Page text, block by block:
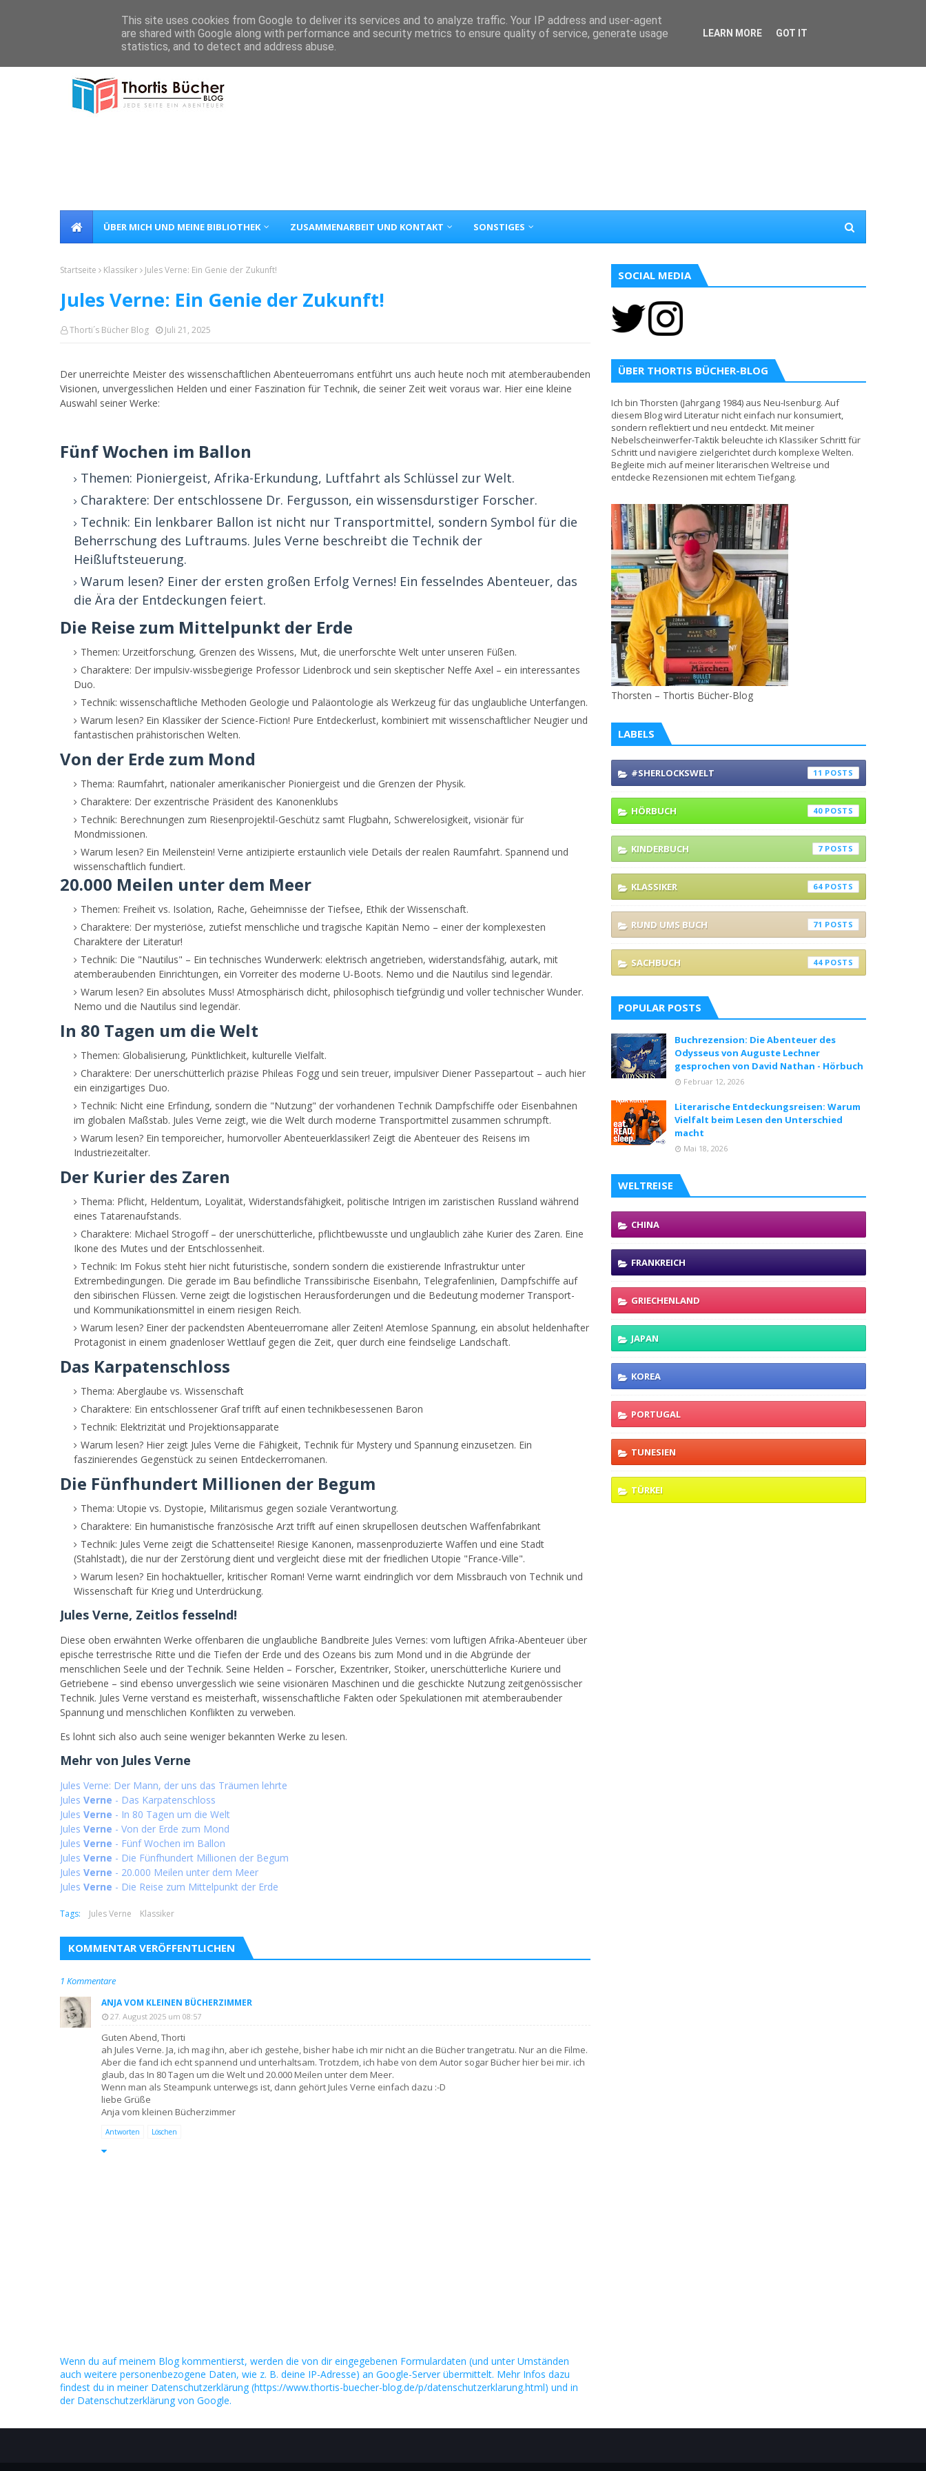
ÜBER MICH UND MEINE BIBLIOTHEK ZUSAMMENARBEIT UND KONTAKT SONSTIGES
Startseite Klassiker Jules Verne: Ein Genie der Zukunft!
Jules Verne: Ein Genie der Zukunft!
Thorti´s Bücher Blog Juli 21, 2025
Der unerreichte Meister des wissenschaftlichen Abenteuerromans entführt uns auch heute noch mit atemberaubenden
Visionen, unvergesslichen Helden und einer Faszination für Technik, die seiner Zeit weit voraus war. Hier eine kleine
Auswahl seiner Werke:
Fünf Wochen im Ballon
Themen: Pioniergeist, Afrika-Erkundung, Luftfahrt als Schlüssel zur Welt.
Charaktere: Der entschlossene Dr. Fergusson, ein wissensdurstiger Forscher.
Technik: Ein lenkbarer Ballon ist nicht nur Transportmittel, sondern Symbol für die
Beherrschung des Luftraums. Jules Verne beschreibt die Technik der
Heißluftsteuerung.
Warum lesen? Einer der ersten großen Erfolg Vernes! Ein fesselndes Abenteuer, das
die Ära der Entdeckungen feiert.
Die Reise zum Mittelpunkt der Erde
Themen: Urzeitforschung, Grenzen des Wissens, Mut, die unerforschte Welt unter unseren Füßen.
Charaktere: Der impulsiv-wissbegierige Professor Lidenbrock und sein skeptischer Neffe Axel – ein interessantes
Duo.
Technik: wissenschaftliche Methoden Geologie und Paläontologie als Werkzeug für das unglaubliche Unterfangen.
Warum lesen? Ein Klassiker der Science-Fiction! Pure Entdeckerlust, kombiniert mit wissenschaftlicher Neugier und
fantastischen prähistorischen Welten.
Von der Erde zum Mond
Thema: Raumfahrt, nationaler amerikanischer Pioniergeist und die Grenzen der Physik.
Charaktere: Der exzentrische Präsident des Kanonenklubs
Technik: Berechnungen zum Riesenprojektil-Geschütz samt Flugbahn, Schwerelosigkeit, visionär für
Mondmissionen.
Warum lesen? Ein Meilenstein! Verne antizipierte erstaunlich viele Details der realen Raumfahrt. Spannend und
wissenschaftlich fundiert.
20.000 Meilen unter dem Meer
Themen: Freiheit vs. Isolation, Rache, Geheimnisse der Tiefsee, Ethik der Wissenschaft.
Charaktere: Der mysteriöse, zutiefst menschliche und tragische Kapitän Nemo – einer der komplexesten
Charaktere der Literatur!
Technik: Die "Nautilus" – Ein technisches Wunderwerk: elektrisch angetrieben, widerstandsfähig, autark, mit
atemberaubenden Einrichtungen, ein Vorreiter des moderne U-Boots. Nemo und die Nautilus sind legendär.
Warum lesen? Ein absolutes Muss! Atmosphärisch dicht, philosophisch tiefgründig und voller technischer Wunder.
Nemo und die Nautilus sind legendär.
In 80 Tagen um die Welt
Themen: Globalisierung, Pünktlichkeit, kulturelle Vielfalt.
Charaktere: Der unerschütterlich präzise Phileas Fogg und sein treuer, impulsiver Diener Passepartout – auch hier
ein einzigartiges Duo.
Technik: Nicht eine Erfindung, sondern die "Nutzung" der vorhandenen Technik Dampfschiffe oder Eisenbahnen
im globalen Maßstab. Jules Verne zeigt, wie die Welt durch moderne Transportmittel zusammen schrumpft.
Warum lesen? Ein temporeicher, humorvoller Abenteuerklassiker! Zeigt die Abenteuer des Reisens im
Industriezeitalter.
Der Kurier des Zaren
Thema: Pflicht, Heldentum, Loyalität, Widerstandsfähigkeit, politische Intrigen im zaristischen Russland während
eines Tatarenaufstands.
Charaktere: Michael Strogoff – der unerschütterliche, pflichtbewusste und unglaublich zähe Kurier des Zaren. Eine
Ikone des Mutes und der Entschlossenheit.
Technik: Im Fokus steht hier nicht futuristische, sondern sondern die existierende Infrastruktur unter
Extrembedingungen. Die gerade im Bau befindliche Transsibirische Eisenbahn, Telegrafenlinien, Dampfschiffe auf
den sibirischen Flüssen. Verne zeigt die logistischen Herausforderungen und die Bedeutung moderner Transport-
und Kommunikationsmittel in einem riesigen Reich.
Warum lesen? Einer der packendsten Abenteuerromane aller Zeiten! Atemlose Spannung, ein absolut heldenhafter
Protagonist in einem gnadenloser Wettlauf gegen die Zeit, quer durch eine feindselige Landschaft.
Das Karpatenschloss
Thema: Aberglaube vs. Wissenschaft
Charaktere: Ein entschlossener Graf trifft auf einen technikbesessenen Baron
Technik: Elektrizität und Projektionsapparate
Warum lesen? Hier zeigt Jules Verne die Fähigkeit, Technik für Mystery und Spannung einzusetzen. Ein
faszinierendes Gegenstück zu seinen Entdeckerromanen.
Die Fünfhundert Millionen der Begum
Thema: Utopie vs. Dystopie, Militarismus gegen soziale Verantwortung.
Charaktere: Ein humanistische französische Arzt trifft auf einen skrupellosen deutschen Waffenfabrikant
Technik: Jules Verne zeigt die Schattenseite! Riesige Kanonen, massenproduzierte Waffen und eine Stadt
(Stahlstadt), die nur der Zerstörung dient und vergleicht diese mit der friedlichen Utopie "France-Ville".
Warum lesen? Ein hochaktueller, kritischer Roman! Verne warnt eindringlich vor dem Missbrauch von Technik und
Wissenschaft für Krieg und Unterdrückung.
Jules Verne, Zeitlos fesselnd!
Diese oben erwähnten Werke offenbaren die unglaubliche Bandbreite Jules Vernes: vom luftigen Afrika-Abenteuer über
epische terrestrische Ritte und die Tiefen der Erde und des Ozeans bis zum Mond und in die Abgründe der
menschlichen Seele und der Technik. Seine Helden – Forscher, Exzentriker, Stoiker, unerschütterliche Kuriere und
Getriebene – sind ebenso unvergesslich wie seine visionären Maschinen und die geschickte Nutzung zeitgenössischer
Technik. Jules Verne verstand es meisterhaft, wissenschaftliche Fakten oder Spekulationen mit atemberaubender
Spannung und menschlichen Konflikten zu verweben.
Es lohnt sich also auch seine weniger bekannten Werke zu lesen.
Mehr von Jules Verne
Jules Verne: Der Mann, der uns das Träumen lehrte
Jules Verne - Das Karpatenschloss
Jules Verne - In 80 Tagen um die Welt
Jules Verne - Von der Erde zum Mond
Jules Verne - Fünf Wochen im Ballon
Jules Verne - Die Fünfhundert Millionen der Begum
Jules Verne - 20.000 Meilen unter dem Meer
Jules Verne - Die Reise zum Mittelpunkt der Erde
Tags: Jules Verne Klassiker
KOMMENTAR VERÖFFENTLICHEN
1 Kommentare
ANJA VOM KLEINEN BÜCHERZIMMER
27. August 2025 um 08:57
Guten Abend, Thorti
ah Jules Verne. Ja, ich mag ihn, aber ich gestehe, bisher habe ich mir nicht an die Bücher trangetratu. Nur an die Filme.
Aber die fand ich echt spannend und unterhaltsam. Trotzdem, ich habe von dem Autor sogar Bücher hier bei mir. ich
glaub, das In 80 Tagen um die Welt und 20.000 Meilen unter dem Meer.
Wenn man als Steampunk unterwegs ist, dann gehört Jules Verne einfach dazu :-D
liebe Grüße
Anja vom kleinen Bücherzimmer
Antworten Löschen
Wenn du auf meinem Blog kommentierst, werden die von dir eingegebenen Formulardaten (und unter Umständen
auch weitere personenbezogene Daten, wie z. B. deine IP-Adresse) an Google-Server übermittelt. Mehr Infos dazu
findest du in meiner Datenschutzerklärung (https://www.thortis-buecher-blog.de/p/datenschutzerklarung.html) und in
der Datenschutzerklärung von Google.
SOCIAL MEDIA
ÜBER THORTIS BÜCHER-BLOG
Ich bin Thorsten (Jahrgang 1984) aus Neu-Isenburg. Auf
diesem Blog wird Literatur nicht einfach nur konsumiert,
sondern reflektiert und neu entdeckt. Mit meiner
Nebelscheinwerfer-Taktik beleuchte ich Klassiker Schritt für
Schritt und navigiere zielgerichtet durch komplexe Welten.
Begleite mich auf meiner literarischen Weltreise und
entdecke Rezensionen mit echtem Tiefgang.
Thorsten – Thortis Bücher-Blog
LABELS
#SHERLOCKSWELT 11
HÖRBUCH 40
KINDERBUCH 7
KLASSIKER 64
RUND UMS BUCH 71
SACHBUCH 44
POPULAR POSTS
Buchrezension: Die Abenteuer des
Odysseus von Auguste Lechner
gesprochen von David Nathan - Hörbuch
Februar 12, 2026
Literarische Entdeckungsreisen: Warum
Vielfalt beim Lesen den Unterschied
macht
Mai 18, 2026
WELTREISE
CHINA
FRANKREICH
GRIECHENLAND
JAPAN
KOREA
PORTUGAL
TUNESIEN
TÜRKEI
This site uses cookies from Google to deliver its services and to analyze traffic. Your IP address and user-agent
are shared with Google along with performance and security metrics to ensure quality of service, generate usage
statistics, and to detect and address abuse.
LEARN MORE GOT IT